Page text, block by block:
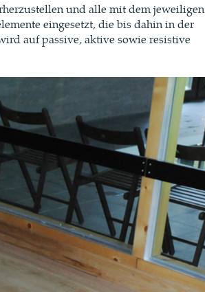
und alle mit dem jeweiligen
eingesetzt, die bis dahin in der
auf passive, aktive sowie resistive